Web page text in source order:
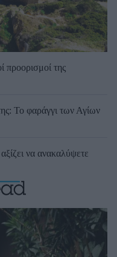
προορισμοί της
Το φαράγγι των Αγίων
να ανακαλύψετε